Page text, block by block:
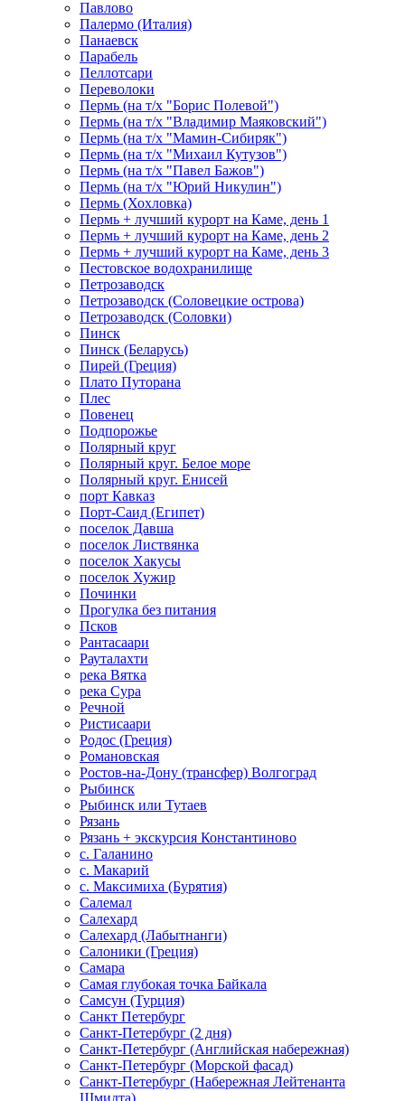
Павлово
Палермо (Италия)
Панаевск
Парабель
Пеллотсари
Переволоки
Пермь (на т/х "Борис Полевой")
Пермь (на т/х "Владимир Маяковский")
Пермь (на т/х "Мамин-Сибиряк")
Пермь (на т/х "Михаил Кутузов")
Пермь (на т/х "Павел Бажов")
Пермь (на т/х "Юрий Никулин")
Пермь (Хохловка)
Пермь + лучший курорт на Каме, день 1
Пермь + лучший курорт на Каме, день 2
Пермь + лучший курорт на Каме, день 3
Пестовское водохранилище
Петрозаводск
Петрозаводск (Соловецкие острова)
Петрозаводск (Соловки)
Пинск
Пинск (Беларусь)
Пирей (Греция)
Плато Путорана
Плес
Повенец
Подпорожье
Полярный круг
Полярный круг. Белое море
Полярный круг. Енисей
порт Кавказ
Порт-Саид (Египет)
поселок Давша
поселок Листвянка
поселок Хакусы
поселок Хужир
Починки
Прогулка без питания
Псков
Рантасаари
Рауталахти
река Вятка
река Сура
Речной
Ристисаари
Родос (Греция)
Романовская
Ростов-на-Дону (трансфер) Волгоград
Рыбинск
Рыбинск или Тутаев
Рязань
Рязань + экскурсия Константиново
с. Галанино
с. Макарий
с. Максимиха (Бурятия)
Салемал
Салехард
Салехард (Лабытнанги)
Салоники (Греция)
Самара
Самая глубокая точка Байкала
Самсун (Турция)
Санкт Петербург
Санкт-Петербург (2 дня)
Санкт-Петербург (Английская набережная)
Санкт-Петербург (Морской фасад)
Санкт-Петербург (Набережная Лейтенанта
Шмидта)